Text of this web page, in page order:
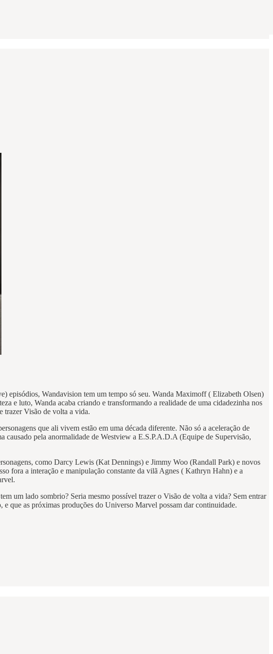
episódios, Wandavision tem um tempo só seu. Wanda Maximoff ( Elizabeth Olsen)
e luto, Wanda acaba criando e transformando a realidade de uma cidadezinha nos
trazer Visão de volta a vida.
que ali vivem estão em uma década diferente. Não só a aceleração de
causado pela anormalidade de Westview a E.S.P.A.D.A (Equipe de Supervisão,
como Darcy Lewis (Kat Dennings) e Jimmy Woo (Randall Park) e novos
fora a interação e manipulação constante da vilã Agnes ( Kathryn Hahn) e a
um lado sombrio? Seria mesmo possível trazer o Visão de volta a vida? Sem entrar
que as próximas produções do Universo Marvel possam dar continuidade.